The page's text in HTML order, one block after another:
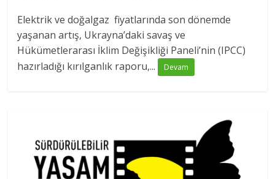
Elektrik ve doğalgaz fiyatlarında son dönemde
yaşanan artış, Ukrayna’daki savaş ve
Hükümetlerarası İklim Değişikliği Paneli’nin (IPCC)
hazırladığı kırılganlık raporu,...
Devam